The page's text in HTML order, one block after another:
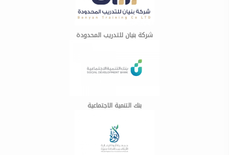
شركة بنيان للتدريب المحدودة
بنك التنمية الاجتماعية